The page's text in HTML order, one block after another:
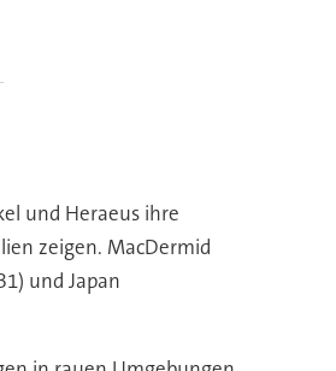
und Heraeus ihre
zeigen. MacDermid
und Japan